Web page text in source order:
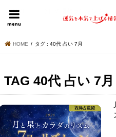
menu
HOME
HOME タグ : 40代 占い 7月
TAG 40代 占い 7月
西洋占星術